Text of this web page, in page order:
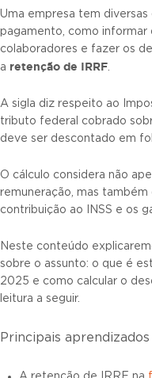
Uma empresa tem
pagamento, como informar
colaboradores e fazer os
a retenção de IRRF.
A sigla diz respeito ao
tributo federal cobrado
deve ser descontado em
O cálculo considera não
remuneração, mas
contribuição ao INSS e os
Neste conteúdo
sobre o assunto: o que é
2025 e como calcular o
leitura a seguir.
Principais